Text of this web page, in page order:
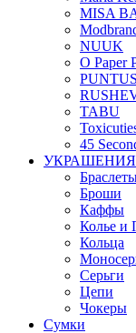
MISA
NUUK
O Paper
PUNTUS
TABU
45
УКРАШЕНИЯ
Броши
Каффы
Колье и
Кольца
Серьги
Цепи
Чокеры
Сумки